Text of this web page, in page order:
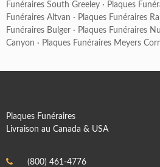
Funéraires South Greeley · Plaques
Funéraires Altvan · Plaques Funéraires
Funéraires Bulger · Plaques Funéraires
Canyon · Plaques Funéraires Meyers
Plaques Funéraires
Livraison au Canada & USA
(800) 461-4776